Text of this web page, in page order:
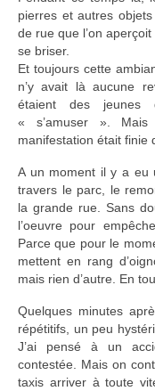
pierres et autres
de rue que l’on
se briser.
Et toujours cette
n’y avait là aucune
étaient des jeunes
« s’amuser ». Mais
manifestation était finie
A un moment il y a eu
travers le parc, le
la grande rue. Sans
l’oeuvre pour
Parce que pour le
mettent en rang
mais rien d’autre. En
Quelques minutes
répétitifs, un peu
J’ai pensé à un
contestée. Mais on
taxis arriver à toute